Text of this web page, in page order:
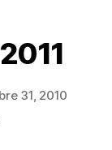
31, 2010